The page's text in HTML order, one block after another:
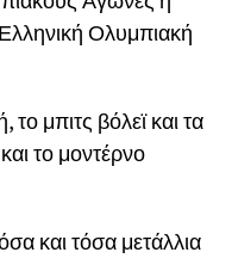
Ολυμπιακή
μπιτς βόλεϊ και τα
το μοντέρνο
και τόσα μετάλλια